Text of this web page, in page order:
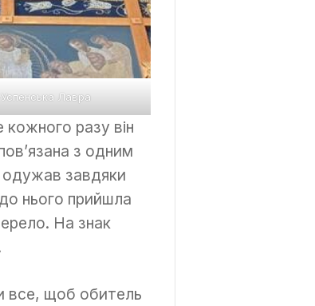
Лавра
кожного разу він
з одним
одужав завдяки
нього прийшла
На знак
все, щоб обитель